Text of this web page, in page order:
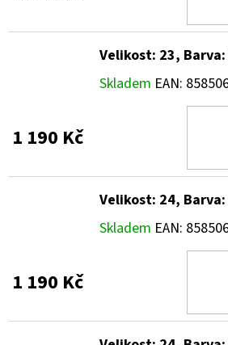
Velikost: 23,
Skladem EAN:
1 190 Kč
Velikost: 24, Barva:
Skladem EAN:
1 190 Kč